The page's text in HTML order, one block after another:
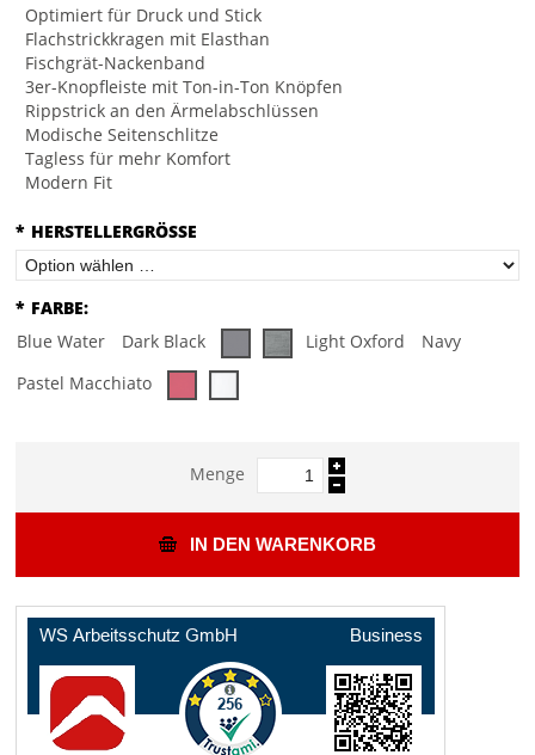
Optimiert für Druck und Stick
Flachstrickkragen mit Elasthan
Fischgrät-Nackenband
3er-Knopfleiste mit Ton-in-Ton Knöpfen
Rippstrick an den Ärmelabschlüssen
Modische Seitenschlitze
Tagless für mehr Komfort
Modern Fit
* HERSTELLERGRÖSSE
* FARBE:
Blue Water
Dark Black Light Oxford
Navy
Pastel Macchiato
Menge
IN DEN WARENKORB